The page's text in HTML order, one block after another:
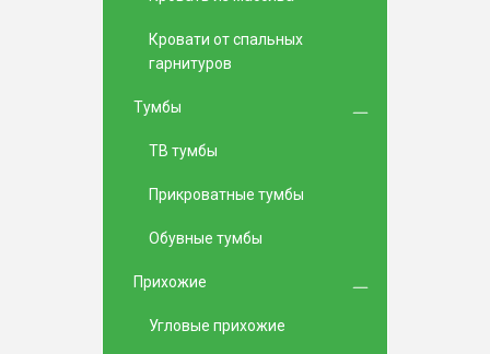
Кровати от спальных
гарнитуров
Тумбы
TВ тумбы
Прикроватные тумбы
Обувные тумбы
Прихожие
Угловые прихожие